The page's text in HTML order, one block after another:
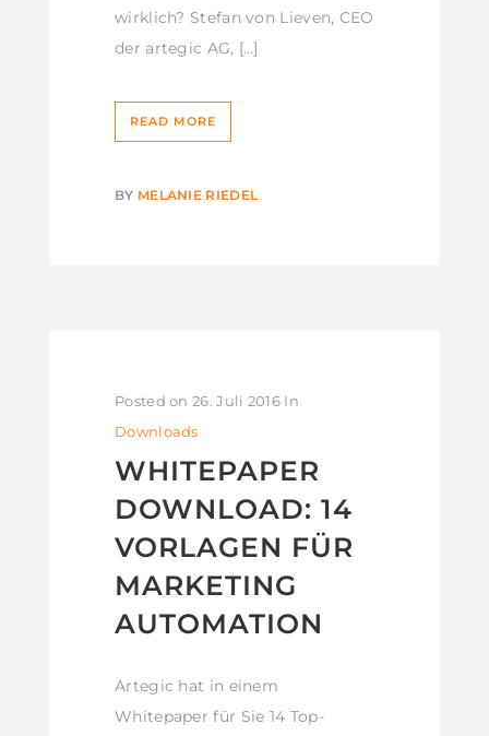
wirklich? Stefan von Lieven, CEO
der artegic AG, […]
READ MORE
BY MELANIE RIEDEL
Posted on 26. Juli 2016 In
Downloads
WHITEPAPER
DOWNLOAD: 14
VORLAGEN FÜR
MARKETING
AUTOMATION
Artegic hat in einem
Whitepaper für Sie 14 Top-